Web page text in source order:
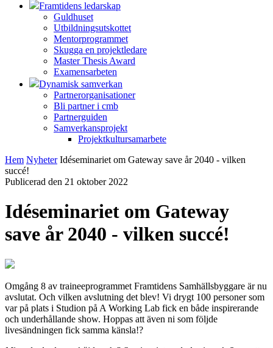
Framtidens ledarskap
Guldhuset
Utbildningsutskottet
Mentorprogrammet
Skugga en projektledare
Master Thesis Award
Examensarbeten
Dynamisk samverkan
Partnerorganisationer
Bli partner i cmb
Partnerguiden
Samverkansprojekt
Projektkultursamarbete
Hem Nyheter Idéseminariet om Gateway save år 2040 - vilken
succé!
Publicerad den 21 oktober 2022
Idéseminariet om Gateway
save år 2040 - vilken succé!
Omgång 8 av traineeprogrammet Framtidens Samhällsbyggare är nu
avslutat. Och vilken avslutning det blev! Vi drygt 100 personer som
var på plats i Studion på A Working Lab fick en både inspirerande
och underhållande show. Hoppas att även ni som följde
livesändningen fick samma känsla!?